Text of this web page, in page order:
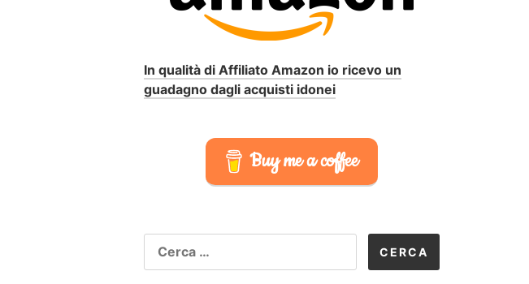
In qualità di Affiliato Amazon io ricevo un
guadagno dagli acquisti idonei
Buy me a coffee
PER: